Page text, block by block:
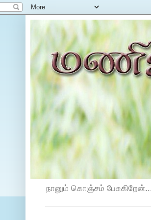
நானும் கொஞ்சம்